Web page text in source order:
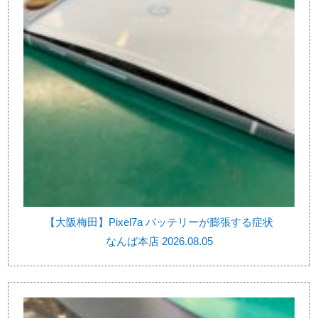
【大阪梅田】Pixel7a バッテリーが膨張する症状
なんば本店 2026.08.05